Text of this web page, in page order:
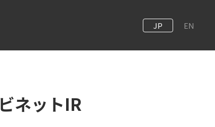
JP EN
ネットIR